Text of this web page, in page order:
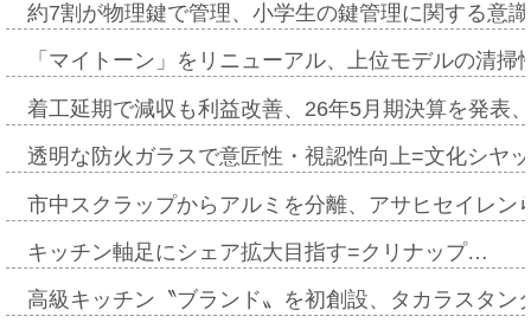
約7割が物理鍵で管理、小学生の鍵管理に関する意
「マイトーン」をリニューアル、上位モデルの清
着工延期で減収も利益改善、26年5月期決算を発表
透明な防火ガラスで意匠性・視認性向上=文化シヤ
市中スクラップからアルミを分離、アサヒセイレ
キッチン軸足にシェア拡大目指す=クリナップ…
高級キッチン〝ブランド〟を初創設、タカラスタ